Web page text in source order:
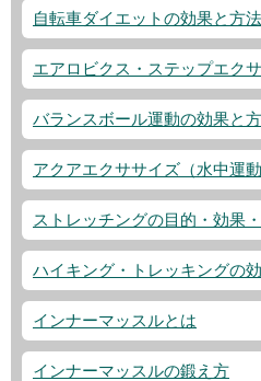
自転車ダイエットの効果と方法
エアロビクス・ステップエク
バランスボール運動の効果と
アクアエクササイズ（水中運
ストレッチングの目的・効果
ハイキング・トレッキングの
インナーマッスルとは
インナーマッスルの鍛え方